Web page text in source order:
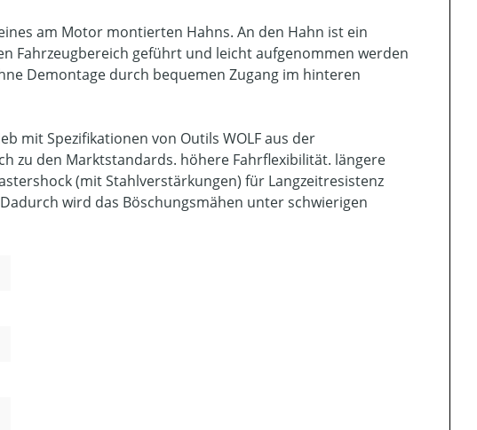
am Motor montierten Hahns. An den Hahn ist ein
Fahrzeugbereich geführt und leicht aufgenommen werden
Demontage durch bequemen Zugang im hinteren
mit Spezifikationen von Outils WOLF aus der
zu den Marktstandards. höhere Fahrflexibilität. längere
(mit Stahlverstärkungen) für Langzeitresistenz
wird das Böschungsmähen unter schwierigen